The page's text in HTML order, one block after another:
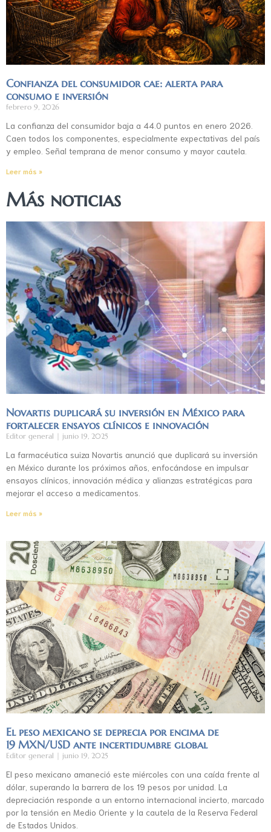
Confianza del consumidor cae: alerta para
consumo e inversión
febrero 9, 2026
La confianza del consumidor baja a 44.0 puntos en enero 2026.
Caen todos los componentes, especialmente expectativas del país
y empleo. Señal temprana de menor consumo y mayor cautela.
Leer más »
Más noticias
Novartis duplicará su inversión en México para
fortalecer ensayos clínicos e innovación
Editor general junio 19, 2025
La farmacéutica suiza Novartis anunció que duplicará su inversión
en México durante los próximos años, enfocándose en impulsar
ensayos clínicos, innovación médica y alianzas estratégicas para
mejorar el acceso a medicamentos.
Leer más »
El peso mexicano se deprecia por encima de
19 MXN/USD ante incertidumbre global
Editor general junio 19, 2025
El peso mexicano amaneció este miércoles con una caída frente al
dólar, superando la barrera de los 19 pesos por unidad. La
depreciación responde a un entorno internacional incierto, marcado
por la tensión en Medio Oriente y la cautela de la Reserva Federal
de Estados Unidos.